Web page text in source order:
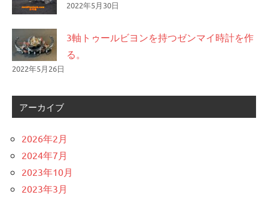
2022年5月30日
3軸トゥールビヨンを持つゼンマイ時計を作
る。
2022年5月26日
アーカイブ
2026年2月
2024年7月
2023年10月
2023年3月